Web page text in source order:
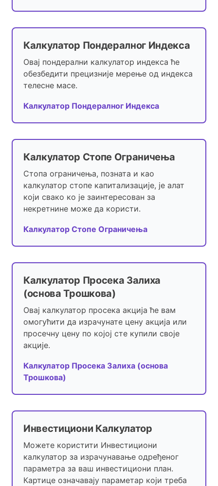
Калкулатор Пондералног Индекса
Овај пондерални калкулатор индекса ће
обезбедити прецизније мерење од индекса
телесне масе.
Калкулатор Пондералног Индекса
Калкулатор Стопе Ограничења
Стопа ограничења, позната и као
калкулатор стопе капитализације, је алат
који свако ко је заинтересован за
некретнине може да користи.
Калкулатор Стопе Ограничења
Калкулатор Просека Залиха
(основа Трошкова)
Овај калкулатор просека акција ће вам
омогућити да израчунате цену акција или
просечну цену по којој сте купили своје
акције.
Калкулатор Просека Залиха (основа
Трошкова)
Инвестициони Калкулатор
Можете користити Инвестициони
калкулатор за израчунавање одређеног
параметра за ваш инвестициони план.
Картице означавају параметар који треба